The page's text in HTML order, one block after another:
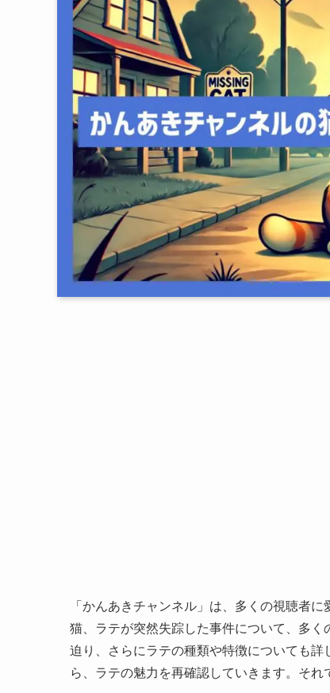
「かんあきチャンネル」は、多くの視聴者
猫、ラテが突然失踪した事件について、多
迫り、さらにラテの種類や特徴についても
ら、ラテの魅力を再確認していきます。それ